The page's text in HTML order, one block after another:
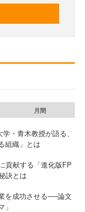
月間
・青木教授が語る、
組織」とは
貢献する「進化版FP
訣とは
を成功させる──論文